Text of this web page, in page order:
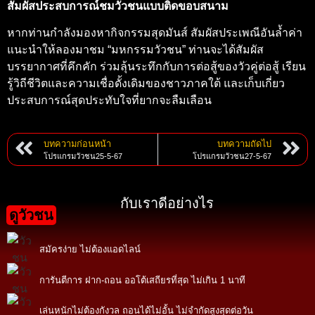
สัมผัสประสบการณ์ชมวัวชนแบบติดขอบสนาม
หากท่านกำลังมองหากิจกรรมสุดมันส์ สัมผัสประเพณีอันล้ำค่า
แนะนำให้ลองมาชม “มหกรรมวัวชน” ท่านจะได้สัมผัส
บรรยากาศที่คึกคัก ร่วมลุ้นระทึกกับการต่อสู้ของวัวคู่ต่อสู้ เรียน
รู้วิถีชีวิตและความเชื่อดั้งเดิมของชาวภาคใต้ และเก็บเกี่ยว
ประสบการณ์สุดประทับใจที่ยากจะลืมเลือน
บทความก่อนหน้า
โปรแกรมวัวชน25-5-67
บทความถัดไป
โปรแกรมวัวชน27-5-67
ดูวัวชน
กับเราดีอย่างไร
สมัครง่าย ไม่ต้องแอดไลน์
การันตีการ ฝาก-ถอน ออโต้เสถียรที่สุด ไม่เกิน 1 นาที
เล่นหนักไม่ต้องกังวล ถอนได้ไม่อั้น ไม่จำกัดสูงสุดต่อวัน